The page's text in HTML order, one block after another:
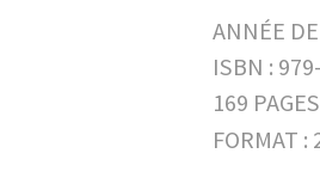
ANNÉE
ISBN :
169 PAGES
FORMAT :